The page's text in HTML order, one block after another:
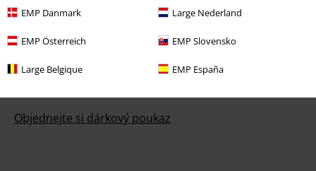
EMP Danmark Large Nederland
EMP Österreich EMP Slovensko
Large Belgique EMP España
Nabídky pro vás
Objednejte si dárkový poukaz